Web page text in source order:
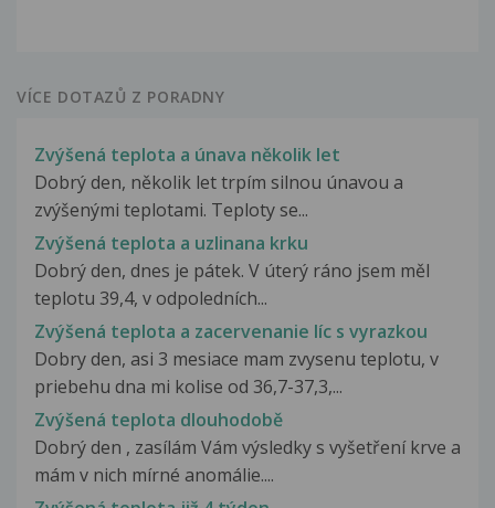
VÍCE DOTAZŮ Z PORADNY
Zvýšená teplota a únava několik let
Dobrý den, několik let trpím silnou únavou a
zvýšenými teplotami. Teploty se...
Zvýšená teplota a uzlinana krku
Dobrý den, dnes je pátek. V úterý ráno jsem měl
teplotu 39,4, v odpoledních...
Zvýšená teplota a zacervenanie líc s vyrazkou
Dobry den, asi 3 mesiace mam zvysenu teplotu, v
priebehu dna mi kolise od 36,7-37,3,...
Zvýšená teplota dlouhodobě
Dobrý den , zasílám Vám výsledky s vyšetření krve a
mám v nich mírné anomálie....